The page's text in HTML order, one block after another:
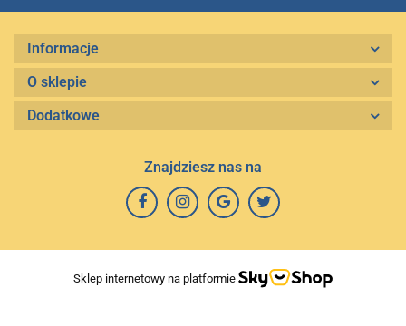
Informacje
O sklepie
Dodatkowe
Znajdziesz nas na
Sklep internetowy na platformie